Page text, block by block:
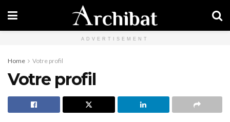
ADVERTISEMENT
Home Votre profil
Votre profil